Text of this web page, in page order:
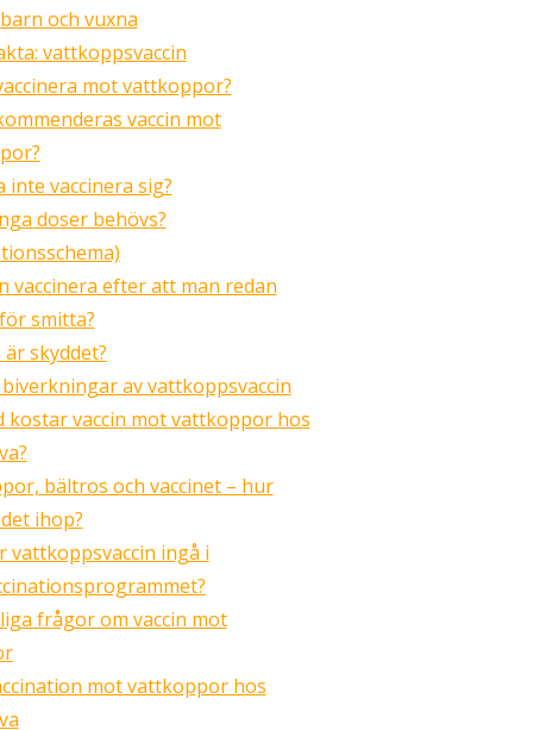
och vuxna
vattkoppsvaccin
mot vattkoppor?
vaccin mot
inte vaccinera sig?
doser behövs?
vaccinera efter att man redan
smitta?
skyddet?
av vattkoppsvaccin
kostar vaccin mot vattkoppor hos
bältros och vaccinet – hur
ihop?
vattkoppsvaccin ingå i
frågor om vaccin mot
mot vattkoppor hos